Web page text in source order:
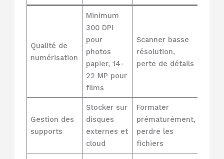
Qualité de
numérisation
Minimum
300 DPI
pour
photos
papier, 14-
22 MP pour
films
Scanner basse
résolution,
perte de détails
Gestion des
supports
Stocker sur
disques
externes et
cloud
Formater
prématurément,
perdre les
fichiers